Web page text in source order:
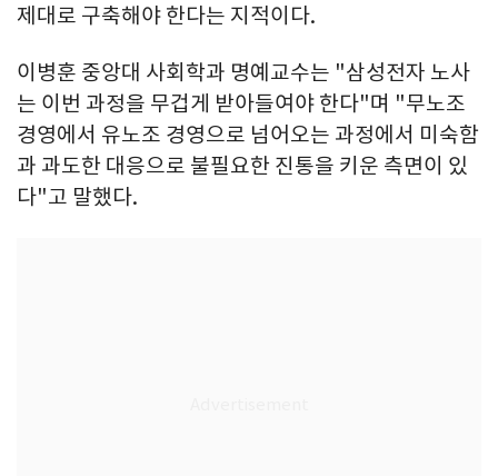
제대로 구축해야 한다는 지적이다.
이병훈 중앙대 사회학과 명예교수는 "삼성전자 노사
는 이번 과정을 무겁게 받아들여야 한다"며 "무노조
경영에서 유노조 경영으로 넘어오는 과정에서 미숙함
과 과도한 대응으로 불필요한 진통을 키운 측면이 있
다"고 말했다.